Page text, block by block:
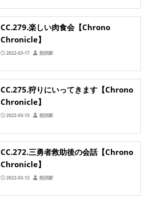
CC.279.楽しい肉食会【Chrono
Chronicle】
2022-03-17 投詞家
CC.275.狩りにいってきます【Chrono
Chronicle】
2022-03-15 投詞家
CC.272.三勇者救助後の会話【Chrono
Chronicle】
2022-03-12 投詞家